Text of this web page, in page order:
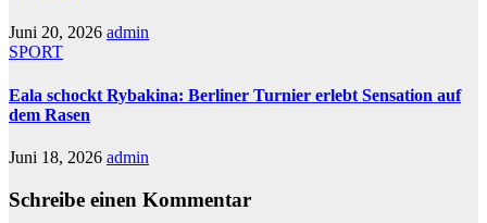
Juni 20, 2026 admin
SPORT
Eala schockt Rybakina: Berliner Turnier erlebt Sensation auf
dem Rasen
Juni 18, 2026 admin
Schreibe einen Kommentar